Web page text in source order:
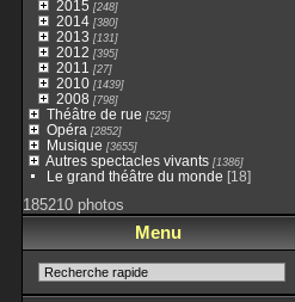
2015 [248]
2014[380]
2013 [131]
2012 [395]
2011 [27]
2010[1439]
2008 [798]
Théâtre de rue [525]
Opéra [2852]
Musique [3655]
Autres spectacles vivants[1386]
Le grand théâtre du monde [18]
185210 photos
Menu